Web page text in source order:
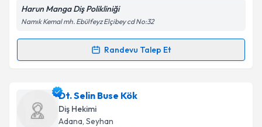
Kişisel verilerimin işlenmesine ilişkin
Metni'ni okudum ve kişisel verilerimin belirtilen
Takvim Talebini Gönder
Harun Manga Diş Polikliniği
Namık Kemal mh. Ebülfeyz Elçibey cd No:32
Randevu Talep Et
Randevu Takvimi Talebi
Dt. Harun Mangaiçin randevu takvimi talebi
oluşturun. Size bu uzmandan randevu almanız için bir
takvim hazırlandığında e-posta ile bilgilendireceğiz.
Dt. Selin Buse Kök
Diş Hekimi
Adana, Seyhan